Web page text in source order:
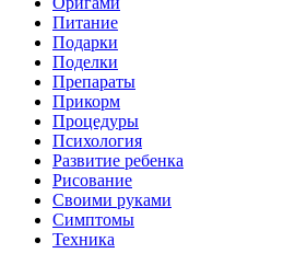
Питание
Подарки
Поделки
Препараты
Прикорм
Процедуры
Психология
Развитие ребенка
Рисование
Своими руками
Симптомы
Техника